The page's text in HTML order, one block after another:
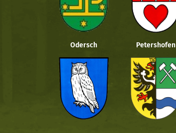
Odersch Petershofen